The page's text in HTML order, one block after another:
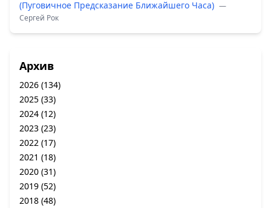
(Пуговичное Предсказание Ближайшего Часа) —
Сергей Рок
Архив
2026 (134)
2025 (33)
2024 (12)
2023 (23)
2022 (17)
2021 (18)
2020 (31)
2019 (52)
2018 (48)